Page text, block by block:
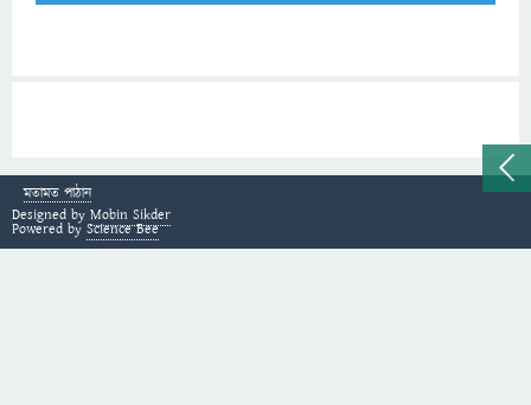
মতামত পাঠান
Designed by Mobin Sikder
Powered by Science Bee